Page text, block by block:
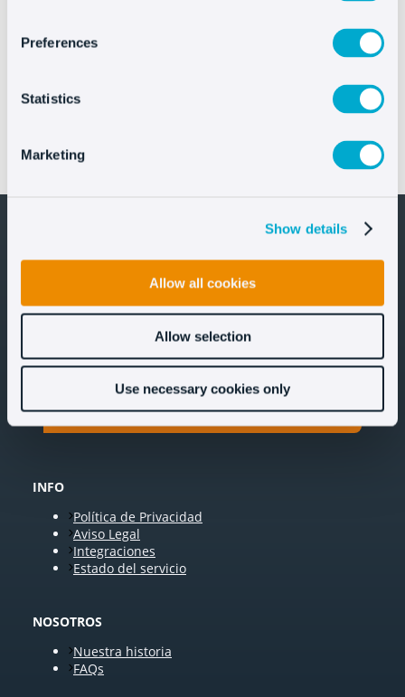
Preferences
Statistics
Marketing
Show details
Allow all cookies
Allow selection
Use necessary cookies only
IFEMA MADRID mejora la atención digital en FITUR
¡Mantengámonos en contacto!
INFO
Política de Privacidad
Aviso Legal
Integraciones
Estado del servicio
NOSOTROS
Nuestra historia
FAQs